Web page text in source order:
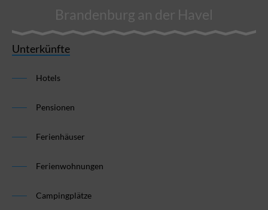
Brandenburg an der Havel
Unterkünfte
Hotels
Pensionen
Ferienhäuser
Ferienwohnungen
Campingplätze